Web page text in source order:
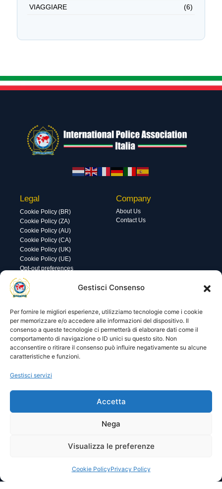
Gestisci Consenso
Per fornire le migliori esperienze, utilizziamo tecnologie come i cookie
per memorizzare e/o accedere alle informazioni del dispositivo. Il
consenso a queste tecnologie ci permetterà di elaborare dati come il
comportamento di navigazione o ID unici su questo sito. Non
acconsentire o ritirare il consenso può influire negativamente su alcune
caratteristiche e funzioni.
Gestisci servizi
Accetta
Nega
Visualizza le preferenze
Cookie PolicyPrivacy Policy
VIAGGIARE
(6)
Legal
Cookie Policy (BR)
Cookie Policy (ZA)
Cookie Policy (AU)
Cookie Policy (CA)
Cookie Policy (UK)
Cookie Policy (UE)
Opt-out preferences
Company
About Us
Contact Us
Utility
Visite di oggi: 30
Visite totali: 14365
Area gestione
© 2025 I.P.A. Italia E.T.S. n. 36463 – Via Niccolò Copernico nr.
ipaitalia@pec.ipa-italia.it –Powered by